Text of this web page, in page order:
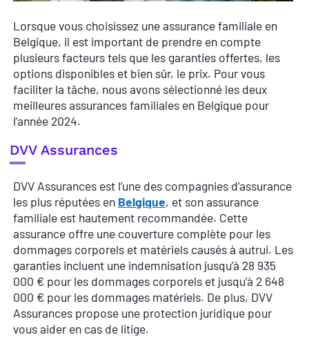
Lorsque vous choisissez une assurance familiale en
Belgique, il est important de prendre en compte
plusieurs facteurs tels que les garanties offertes, les
options disponibles et bien sûr, le prix. Pour vous
faciliter la tâche, nous avons sélectionné les deux
meilleures assurances familiales en Belgique pour
l’année 2024.
DVV Assurances
DVV Assurances est l’une des compagnies d’assurance
les plus réputées en Belgique, et son assurance
familiale est hautement recommandée. Cette
assurance offre une couverture complète pour les
dommages corporels et matériels causés à autrui. Les
garanties incluent une indemnisation jusqu’à 28 935
000 € pour les dommages corporels et jusqu’à 2 648
000 € pour les dommages matériels. De plus, DVV
Assurances propose une protection juridique pour
vous aider en cas de litige.